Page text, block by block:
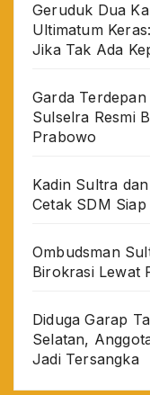
Geruduk Dua
Ultimatum
Jika Tak Ada
Garda
Sulselra Resmi
Prabowo
Kadin Sultra
Cetak SDM
Ombudsman
Birokrasi Lewat
Diduga Garap
Selatan,
Jadi Tersangka